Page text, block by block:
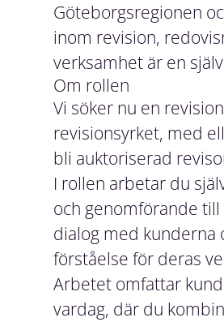
Göteborgsregionen
inom revision,
verksamhet är en
Om rollen
Vi söker nu en
revisionsyrket, med
bli auktoriserad
I rollen arbetar du
och genomförande
dialog med kunderna
förståelse för deras
Arbetet omfattar
vardag, där du